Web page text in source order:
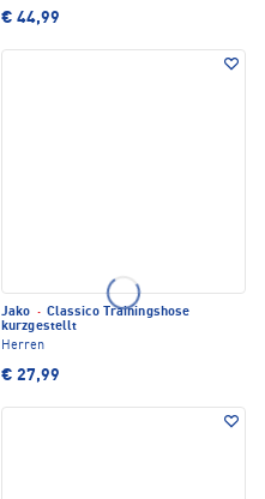
€ 44,99
Jako · Classico Trainingshose
kurzgestellt
Herren
€ 27,99